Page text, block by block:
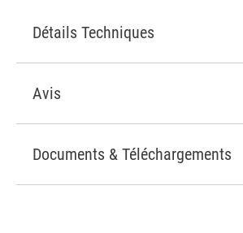
Détails Techniques
Avis
Documents & Téléchargements